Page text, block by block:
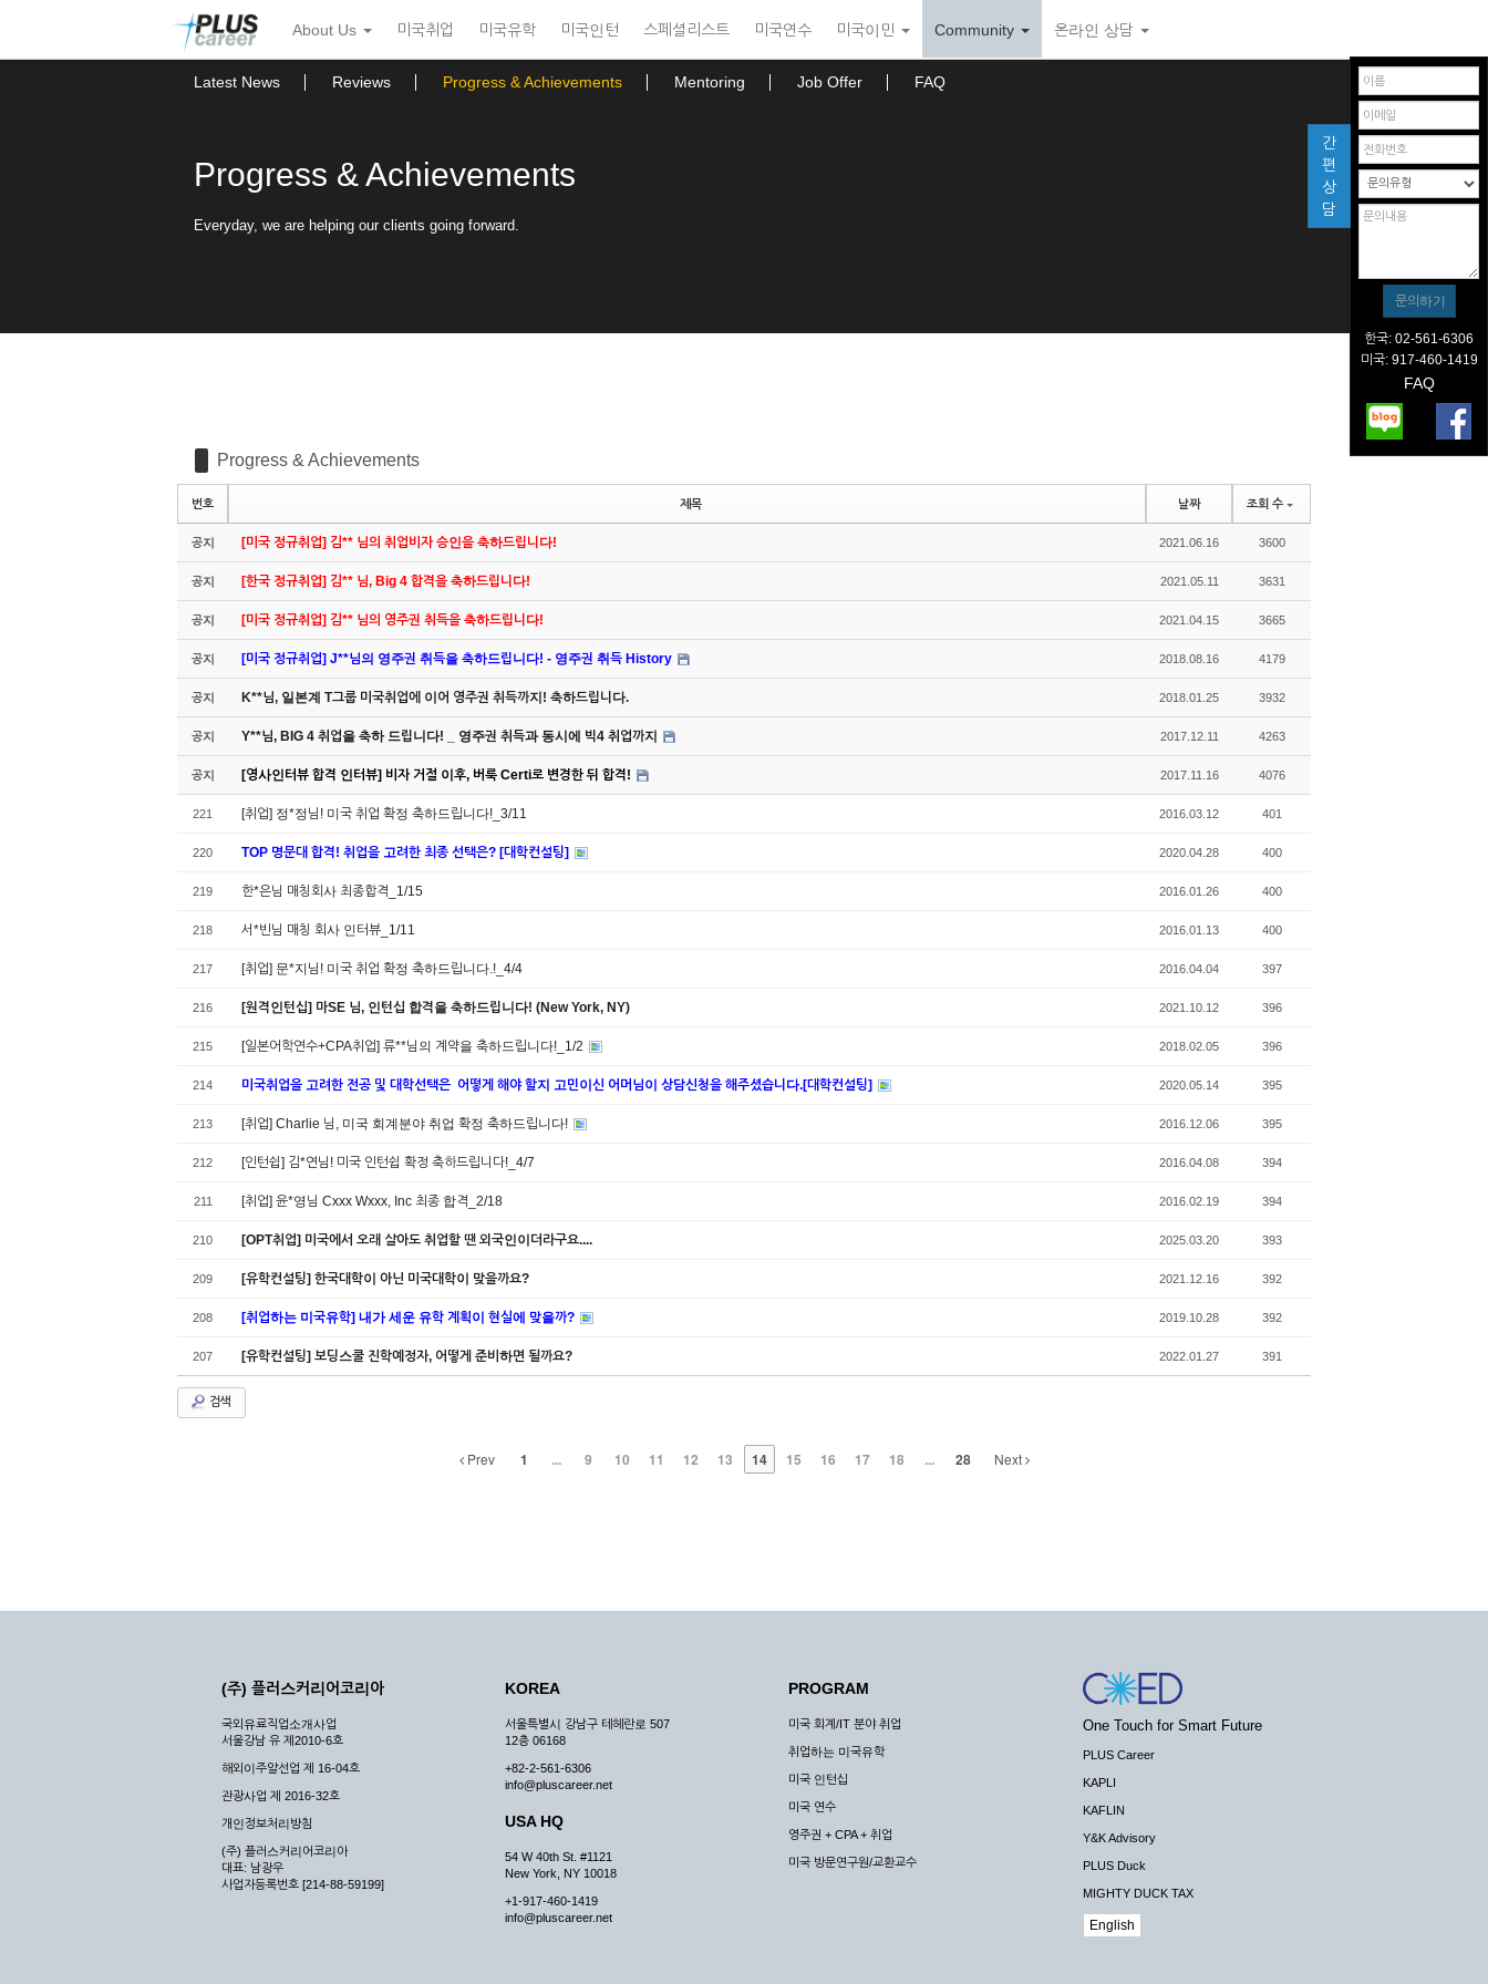
뉴
토
About Us 미국취업 미국유학 미국인턴 스페셜리스트 미국연수 미국이민 Community 온라인 상담
Latest News Reviews Progress & Achievements Mentoring Job Offer FAQ
Progress & Achievements
Everyday, we are helping our clients going forward.
Progress & Achievements
번호 제목 날짜 조회 수
공지 [미국 정규취업] 김** 님의 취업비자 승인을 축하드립니다! 2021.06.16 3600
공지 [한국 정규취업] 김** 님, Big 4 합격을 축하드립니다! 2021.05.11 3631
공지 [미국 정규취업] 김** 님의 영주권 취득을 축하드립니다! 2021.04.15 3665
공지 [미국 정규취업] J**님의 영주권 취득을 축하드립니다! - 영주권 취득 History 2018.08.16 4179
공지 K**님, 일본계 T그룹 미국취업에 이어 영주권 취득까지! 축하드립니다. 2018.01.25 3932
공지 Y**님, BIG 4 취업을 축하 드립니다! _ 영주권 취득과 동시에 빅4 취업까지 2017.12.11 4263
공지 [영사인터뷰 합격 인터뷰] 비자 거절 이후, 버룩 Certi로 변경한 뒤 합격! 2017.11.16 4076
221 [취업] 정*정님! 미국 취업 확정 축하드립니다!_3/11 2016.03.12 401
220 TOP 명문대 합격! 취업을 고려한 최종 선택은? [대학컨설팅] 2020.04.28 400
219 한*은님 매칭회사 최종합격_1/15 2016.01.26 400
218 서*빈님 매칭 회사 인터뷰_1/11 2016.01.13 400
217 [취업] 문*지님! 미국 취업 확정 축하드립니다.!_4/4 2016.04.04 397
216 [원격인턴십] 마SE 님, 인턴십 합격을 축하드립니다! (New York, NY) 2021.10.12 396
215 [일본어학연수+CPA취업] 류**님의 계약을 축하드립니다!_1/2 2018.02.05 396
214 미국취업을 고려한 전공 및 대학선택은 어떻게 해야 할지 고민이신 어머님이 상담신청을 해주셨습니다.[대학컨설팅] 2020.05.14 395
213 [취업] Charlie 님, 미국 회계분야 취업 확정 축하드립니다! 2016.12.06 395
212 [인턴쉽] 김*연님! 미국 인턴쉽 확정 축하드립니다!_4/7 2016.04.08 394
211 [취업] 윤*영님 Cxxx Wxxx, Inc 최종 합격_2/18 2016.02.19 394
210 [OPT취업] 미국에서 오래 살아도 취업할 땐 외국인이더라구요.... 2025.03.20 393
209 [유학컨설팅] 한국대학이 아닌 미국대학이 맞을까요? 2021.12.16 392
208 [취업하는 미국유학] 내가 세운 유학 계획이 현실에 맞을까? 2019.10.28 392
207 [유학컨설팅] 보딩스쿨 진학예정자, 어떻게 준비하면 될까요? 2022.01.27 391
검색
Prev 1 ... 9 10 11 12 13 14 15 16 17 18 ... 28 Next
간
편
상
담
한국: 02-561-6306
미국: 917-460-1419
FAQ
(주) 플러스커리어코리아
국외유료직업소개사업
서울강남 유 제2010-6호
해외이주알선업 제 16-04호
관광사업 제 2016-32호
개인정보처리방침
(주) 플러스커리어코리아
대표: 남광우
사업자등록번호 [214-88-59199]
KOREA
서울특별시 강남구 테헤란로 507
12층 06168
+82-2-561-6306
info@pluscareer.net
USA HQ
54 W 40th St. #1121
New York, NY 10018
+1-917-460-1419
info@pluscareer.net
PROGRAM
미국 회계/IT 분야 취업
취업하는 미국유학
미국 인턴십
미국 연수
영주권 + CPA + 취업
미국 방문연구원/교환교수
One Touch for Smart Future
PLUS Career
KAPLI
KAFLIN
Y&K Advisory
PLUS Duck
MIGHTY DUCK TAX
English